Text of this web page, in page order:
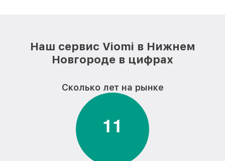
Наш сервис Viomi в Нижнем
Новгороде в цифрах
Сколько лет на рынке
11